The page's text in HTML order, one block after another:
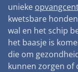
Landelijke
Landelijk
Verplichte
unieke
kwetsbare
wal en het schip
het baasje is
die om
kunnen zorgen of